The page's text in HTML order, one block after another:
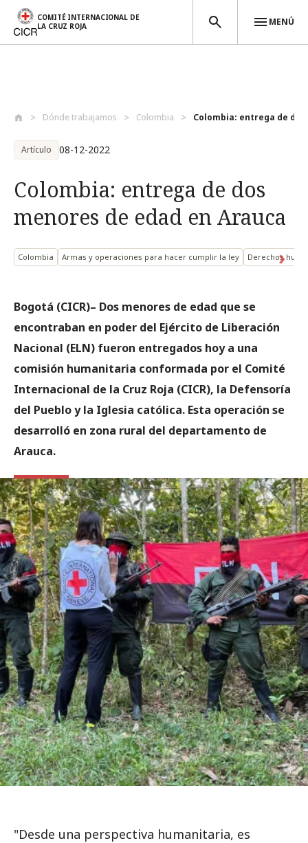
COMITÉ INTERNACIONAL DE
LA CRUZ ROJA
MENÚ
Dónde trabajamos Colombia Colombia: entrega de
Artículo 08-12-2022
Colombia: entrega de dos
menores de edad en Arauca
Colombia Armas y operaciones para hacer cumplir la ley Derechos
Bogotá (CICR)– Dos menores de edad que se
encontraban en poder del Ejército de Liberación
Nacional (ELN) fueron entregados hoy a una
comisión humanitaria conformada por el Comité
Internacional de la Cruz Roja (CICR), la Defensoría
del Pueblo y la Iglesia católica. Esta operación se
desarrolló en zona rural del departamento de
Arauca.
"Desde una perspectiva humanitaria, es